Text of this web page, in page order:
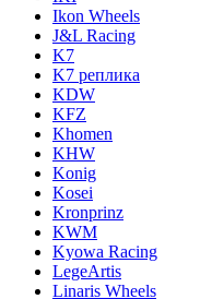
Ikon Wheels
J&L Racing
K7
K7 реплика
KDW
KFZ
Khomen
KHW
Konig
Kosei
Kronprinz
KWM
Kyowa Racing
LegeArtis
Linaris Wheels